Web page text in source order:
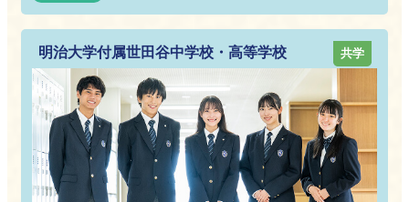
明治大学付属世田谷中学校・高等学校 共学